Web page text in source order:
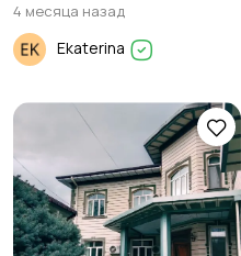
4 месяца назад
Ekaterina